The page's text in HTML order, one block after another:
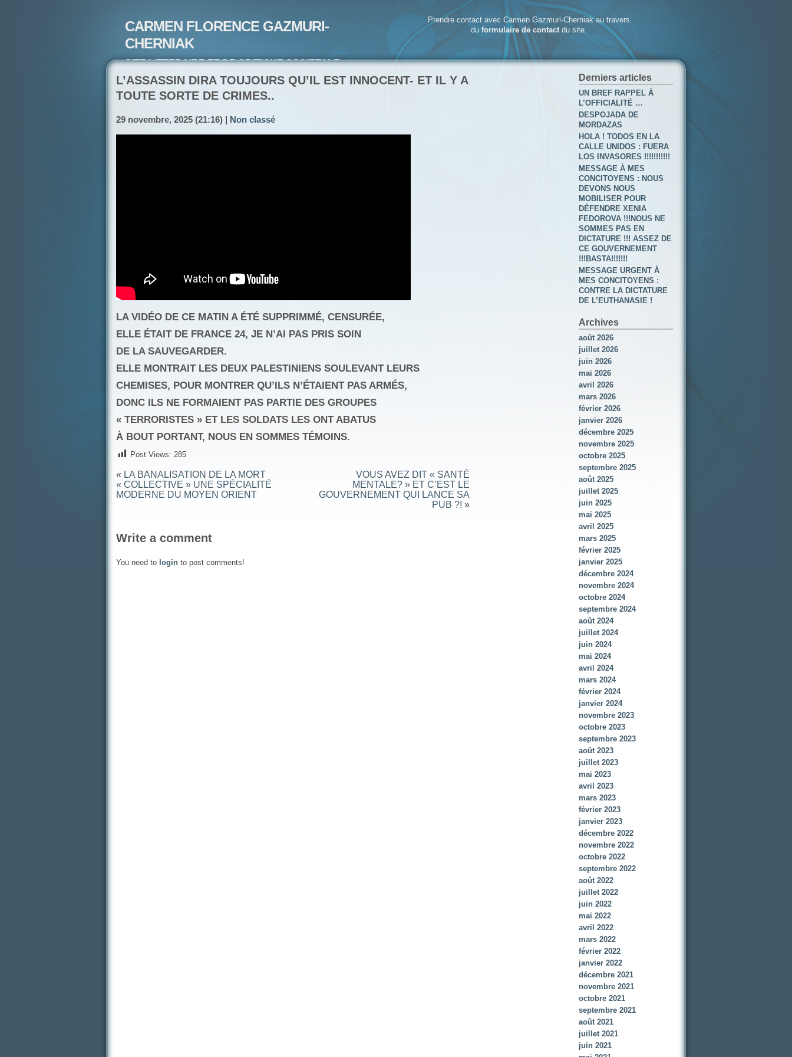
CARMEN FLORENCE GAZMURI-
CHERNIAK
SITE LITTERAIRE ET DE CRITIQUE SOCIETALE-
Prendre contact avec Carmen Gazmuri-Cherniak au travers
du formulaire de contactdu site.
L’ASSASSIN DIRA TOUJOURS QU’IL EST INNOCENT- ET IL Y A
TOUTE SORTE DE CRIMES..
29 novembre, 2025 (21:16) | Non classé
LA VIDÉO DE CE MATIN A ÉTÉ SUPPRIMMÉ, CENSURÉE,
ELLE ÉTAIT DE FRANCE 24, JE N’AI PAS PRIS SOIN
DE LA SAUVEGARDER.
ELLE MONTRAIT LES DEUX PALESTINIENS SOULEVANT LEURS
CHEMISES, POUR MONTRER QU’ILS N’ÉTAIENT PAS ARMÉS,
DONC ILS NE FORMAIENT PAS PARTIE DES GROUPES
« TERRORISTES » ET LES SOLDATS LES ONT ABATUS
À BOUT PORTANT, NOUS EN SOMMES TÉMOINS.
Post Views: 285
« LA BANALISATION DE LA MORT
« COLLECTIVE » UNE SPÉCIALITÉ
MODERNE DU MOYEN ORIENT
VOUS AVEZ DIT « SANTÉ
MENTALE? » ET C’EST LE
GOUVERNEMENT QUI LANCE SA
PUB ?! »
Write a comment
You need to login to post comments!
Derniers articles
UN BREF RAPPEL À
L’OFFICIALITÉ …
DESPOJADA DE
MORDAZAS
HOLA ! TODOS EN LA
CALLE UNIDOS : FUERA
LOS INVASORES !!!!!!!!!!!
MESSAGE À MES
CONCITOYENS : NOUS
DEVONS NOUS
MOBILISER POUR
DÉFENDRE XENIA
FEDOROVA !!!NOUS NE
SOMMES PAS EN
DICTATURE !!! ASSEZ DE
CE GOUVERNEMENT
!!!BASTA!!!!!!!
MESSAGE URGENT À
MES CONCITOYENS :
CONTRE LA DICTATURE
DE L’EUTHANASIE !
Archives
août 2026
juillet 2026
juin 2026
mai 2026
avril 2026
mars 2026
février 2026
janvier 2026
décembre 2025
novembre 2025
octobre 2025
septembre 2025
août 2025
juillet 2025
juin 2025
mai 2025
avril 2025
mars 2025
février 2025
janvier 2025
décembre 2024
novembre 2024
octobre 2024
septembre 2024
août 2024
juillet 2024
juin 2024
mai 2024
avril 2024
mars 2024
février 2024
janvier 2024
novembre 2023
octobre 2023
septembre 2023
août 2023
juillet 2023
mai 2023
avril 2023
mars 2023
février 2023
janvier 2023
décembre 2022
novembre 2022
octobre 2022
septembre 2022
août 2022
juillet 2022
juin 2022
mai 2022
avril 2022
mars 2022
février 2022
janvier 2022
décembre 2021
novembre 2021
octobre 2021
septembre 2021
août 2021
juillet 2021
juin 2021